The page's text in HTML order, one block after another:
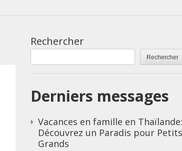
Rechercher
Rechercher
Derniers messages
Vacances en famille en Thaïlande:
Découvrez un Paradis pour
Grands